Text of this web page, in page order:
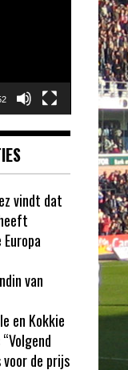
vindt dat
van
en Kokkie
de prijs